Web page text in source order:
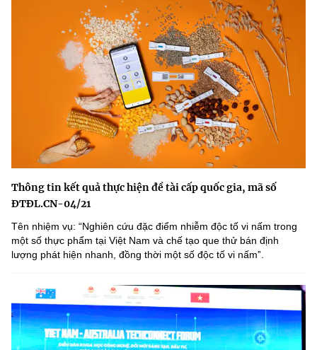
Thông tin kết quả thực hiện đề tài cấp quốc gia, mã số
ĐTĐL.CN-04/21
Tên nhiệm vụ: “Nghiên cứu đặc điểm nhiễm độc tố vi nấm trong
một số thực phẩm tại Việt Nam và chế tạo que thử bán định
lượng phát hiện nhanh, đồng thời một số độc tố vi nấmˮ.